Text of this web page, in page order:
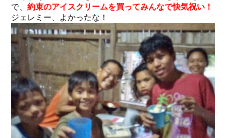
で、約束のアイスクリームを買ってみんなで快気祝い！
ジェレミー、よかったな！